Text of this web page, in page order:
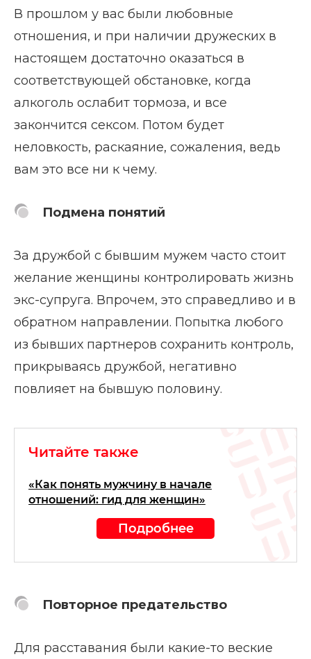
В прошлом у вас были любовные
отношения, и при наличии дружеских в
настоящем достаточно оказаться в
соответствующей обстановке, когда
алкоголь ослабит тормоза, и все
закончится сексом. Потом будет
неловкость, раскаяние, сожаления, ведь
вам это все ни к чему.
Подмена понятий
За дружбой с бывшим мужем часто стоит
желание женщины контролировать жизнь
экс-супруга. Впрочем, это справедливо и в
обратном направлении. Попытка любого
из бывших партнеров сохранить контроль,
прикрываясь дружбой, негативно
повлияет на бывшую половину.
Читайте также
«Как понять мужчину в начале
отношений: гид для женщин»
Подробнее
Повторное предательство
Для расставания были какие-то веские